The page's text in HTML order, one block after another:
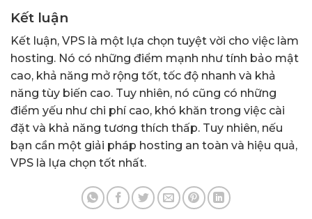
Kết luận
Kết luận, VPS là một lựa chọn tuyệt vời cho việc làm
hosting. Nó có những điểm mạnh như tính bảo mật
cao, khả năng mở rộng tốt, tốc độ nhanh và khả
năng tùy biến cao. Tuy nhiên, nó cũng có những
điểm yếu như chi phí cao, khó khăn trong việc cài
đặt và khả năng tương thích thấp. Tuy nhiên, nếu
bạn cần một giải pháp hosting an toàn và hiệu quả,
VPS là lựa chọn tốt nhất.